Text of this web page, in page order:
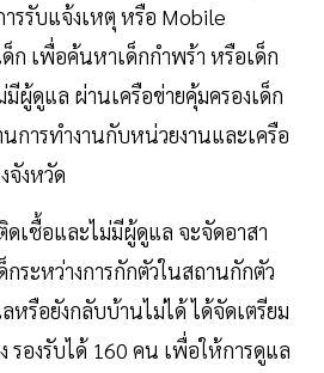
รรับแจ้งเหตุ หรือ Mobile
ก เพื่อค้นหาเด็กกำพร้า หรือเด็ก
ผู้ดูแล ผ่านเครือข่ายคุ้มครองเด็ก
การทำงานกับหน่วยงานและเครือ
จังหวัด
เชื้อและไม่มีผู้ดูแล จะจัดอาสา
ระหว่างการกักตัวในสถานกักตัว
หรือยังกลับบ้านไม่ได้ ได้จัดเตรียม
รองรับได้ 160 คน เพื่อให้การดูแล